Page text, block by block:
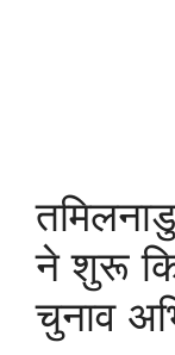
ने शुरू
चुनाव